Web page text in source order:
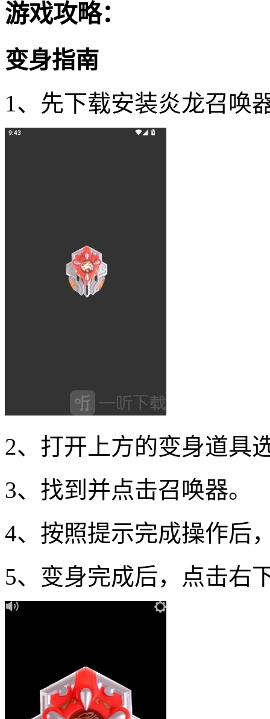
游戏攻略：
变身指南
1、先下载安装炎龙召唤
2、打开上方的变身道具
3、找到并点击召唤器。
4、按照提示完成操作后
5、变身完成后，点击右